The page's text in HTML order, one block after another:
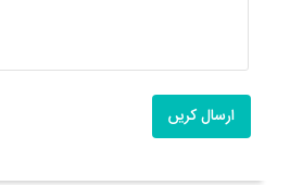
ارسال کریں